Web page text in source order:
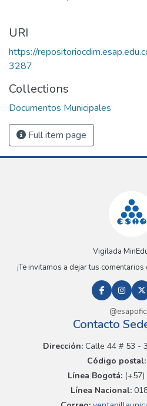
URI
https://
3287
Collections
Documentos Municipales
Full item page
Vigilada
¡Te invitamos a dejar tus
Contacto
Dirección:Calle 44 # 53 -
Código postal:
Línea Bogotá:(+57)
Línea Nacional: